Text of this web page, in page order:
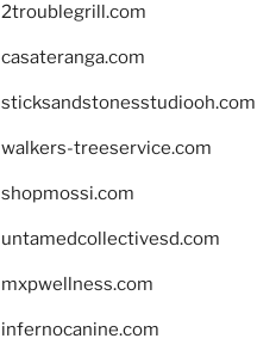
2troublegrill.com
casateranga.com
sticksandstonesstudiooh.com
walkers-treeservice.com
shopmossi.com
untamedcollectivesd.com
mxpwellness.com
infernocanine.com